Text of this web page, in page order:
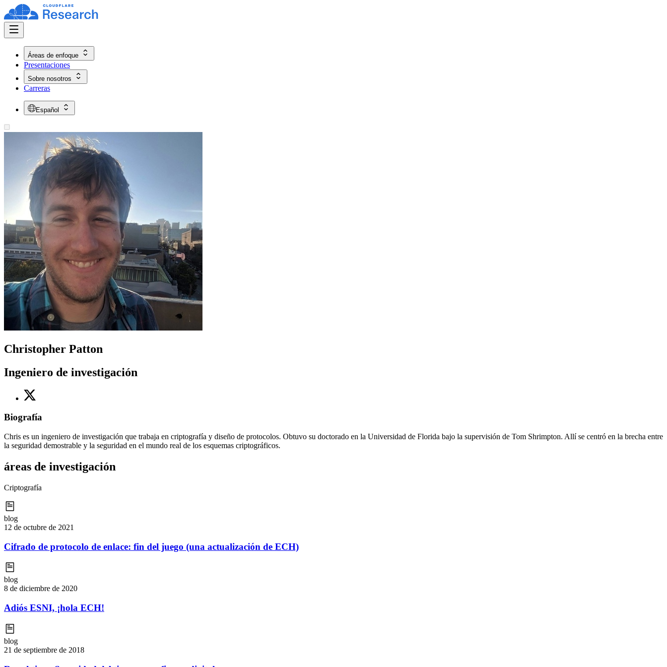
Áreas de enfoque
Presentaciones
Sobre nosotros
Carreras
Español
Christopher Patton
Ingeniero de investigación
Biografía
Chris es un ingeniero de investigación que trabaja en criptografía y diseño de protocolos. Obtuvo su doctorado en la Universidad de Florida bajo la supervisión de Tom Shrimpton. Allí se centró en la brecha entre
la seguridad demostrable y la seguridad en el mundo real de los esquemas criptográficos.
áreas de investigación
Criptografía
blog
12 de octubre de 2021
Cifrado de protocolo de enlace: fin del juego (una actualización de ECH)
blog
8 de diciembre de 2020
Adiós ESNI, ¡hola ECH!
blog
21 de septiembre de 2018